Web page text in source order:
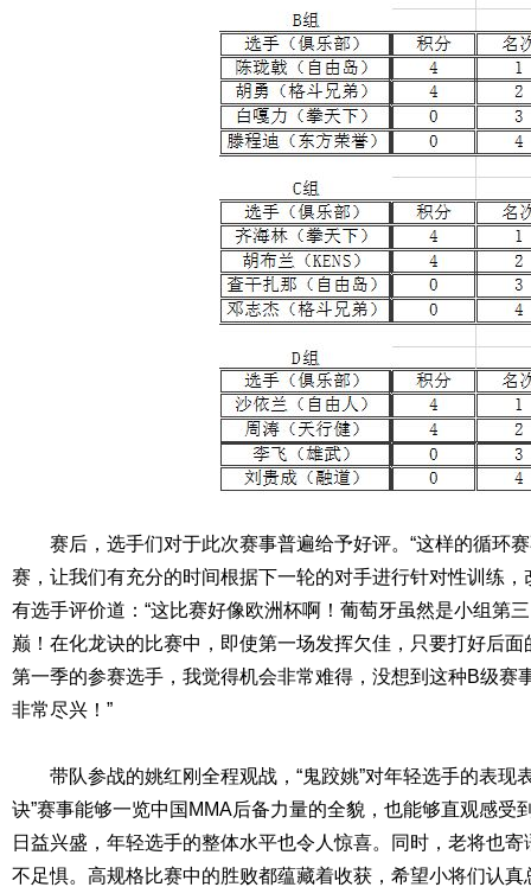
赛后，选手们对于此次赛事普遍给予好评。“这样的循环
赛，让我们有充分的时间根据下一轮的对手进行针对性训练，
有选手评价道：“这比赛好像欧洲杯啊！葡萄牙虽然是小组第
巅！在化龙诀的比赛中，即使第一场发挥欠佳，只要打好后
第一季的参赛选手，我觉得机会非常难得，没想到这种B级赛
非常尽兴！”
带队参战的姚红刚全程观战，“鬼跤姚”对年轻选手的表现
诀”赛事能够一览中国MMA后备力量的全貌，也能够直观感受
日益兴盛，年轻选手的整体水平也令人惊喜。同时，老将也寄
不足惧。高规格比赛中的胜败都蕴藏着收获，希望小将们认